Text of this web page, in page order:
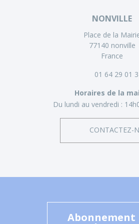
NONVILLE
Place de la
77140 nonville
France
01 64 29 01
Horaires de la
Du lundi au vendredi :
CONTACTEZ-
Abonnement